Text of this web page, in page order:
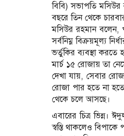
বিবি) সভাপতি
বছরে তিন থেকে
মসিউর রহমান বলেন,
সর্বনিম্ন বিক্রয়মূল্য
ভর্তুকির ব্যবস্থা
মার্চ ১৫ রোজায় তা
দেখা যায়, সেবার
রোজা পার হতে না
থেকে চলে আসছে।
এবারের চিত্র ভিন্ন।
স্বস্তি থাকলেও